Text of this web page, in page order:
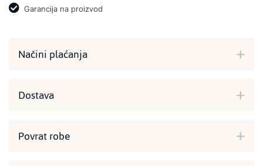
Garancija na proizvod
Načini plaćanja
Dostava
Povrat robe